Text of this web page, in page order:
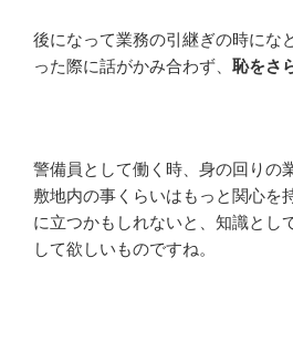
後になって業務の引継ぎの時にな
った際に話がかみ合わず、 恥をさ
警備員として働く時、身の回りの
敷地内の事くらいはもっと関心を
に立つかもしれないと、知識とし
して欲しいものですね。